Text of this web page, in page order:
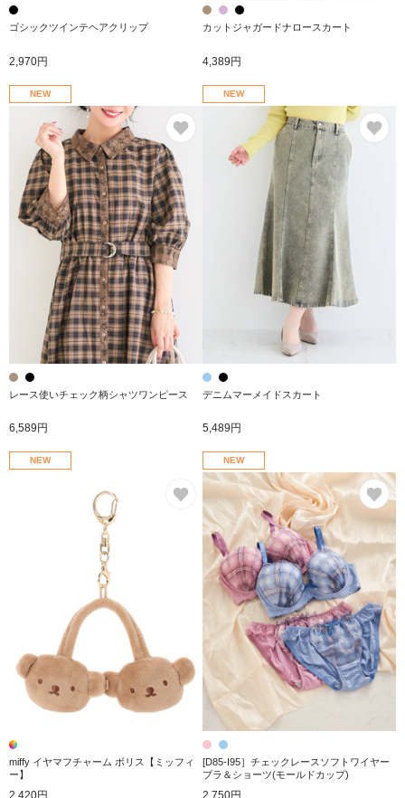
ゴシックツインテヘアクリップ
2,970円
カットジャガードナロースカート
4,389円
NEW
レース使いチェック柄シャツワンピース
6,589円
NEW
デニムマーメイドスカート
5,489円
NEW
お気に入り
miffy イヤマフチャーム ボリス【ミッフィ
ー】
NEW
お
[D85-I95］チェックレースソフトワイヤー
ブラ＆ショーツ(モールドカップ)